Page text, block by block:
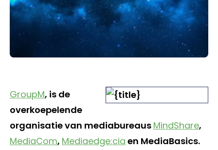
GroupM, is de
overkoepelende
organisatie van mediabureaus MindShare,
MediaCom, Mediaedge:cia en MediaBasics.